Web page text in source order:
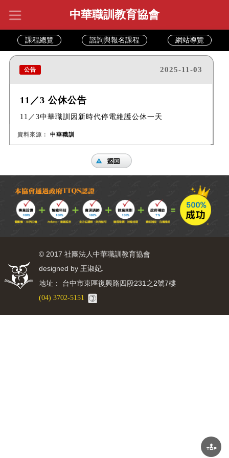
中華職訓教育協會
課程總覽 諮詢與報名課程 網站導覽
公告 2025-11-03
11／3 公休公告
11／3中華職訓因新時代停電維護公休一天
資料來源： 中華職訓
© 2017 社團法人中華職訓教育協會
designed by 王淑妃.
地址： 台中市東區復興路四段231之2號7樓
(04) 3702-5151